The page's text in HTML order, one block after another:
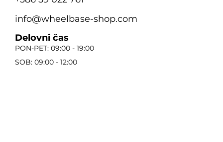
info@wheelbase-shop.com
Delovni čas
PON-PET: 09:00 - 19:00
SOB: 09:00 - 12:00